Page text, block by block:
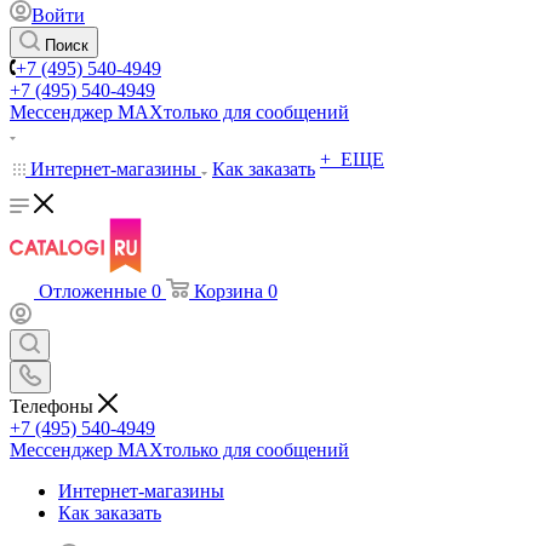
Войти
Поиск
+7 (495) 540-4949
+7 (495) 540-4949
Мессенджер МАХтолько для сообщений
Интернет-магазины Как заказать + ЕЩЕ
Отложенные 0 Корзина 0
Телефоны
+7 (495) 540-4949
Мессенджер МАХтолько для сообщений
Интернет-магазины
Как заказать